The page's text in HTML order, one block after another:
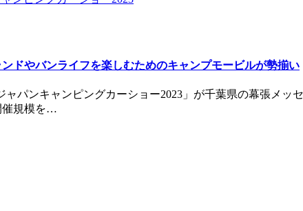
ドやバンライフを楽しむためのキャンプモービルが勢揃い
パンキャンピングカーショー2023」が千葉県の幕張メ
催規模を…